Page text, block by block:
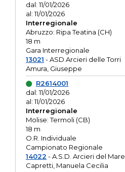
dal: 11/01/2026
al: 11/01/2026
Interregionale
Abruzzo: Ripa Teatina (CH)
18 m
Gara Interregionale
13021 - ASD Arcieri delle Torri
Amura, Giuseppe
R2614001
dal: 11/01/2026
al: 11/01/2026
Interregionale
Molise: Termoli (CB)
18 m
O.R. Individuale
Campionato Regionale
14022 - A.S.D. Arcieri del Mare
Capretti, Manuela Cecilia